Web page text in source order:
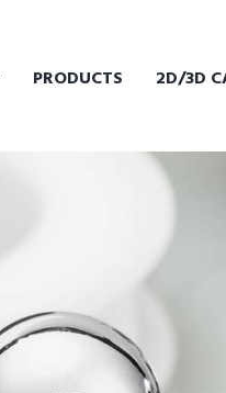
PRODUCTS 2D/3D